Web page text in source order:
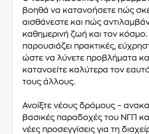
βοηθά να κατανοήσετε πώς
αισθάνεστε και πώς
καθημερινή ζωή και τον κόσμο.
παρουσιάζει πρακτικές,
ώστε να λύνετε προβλήματα
κατανοείτε καλύτερα τον
τους άλλους.
Ανοίξτε νέους δρόμους –
βασικές παραδοχές του ΝΓΠ
νέες προσεγγίσεις για τη